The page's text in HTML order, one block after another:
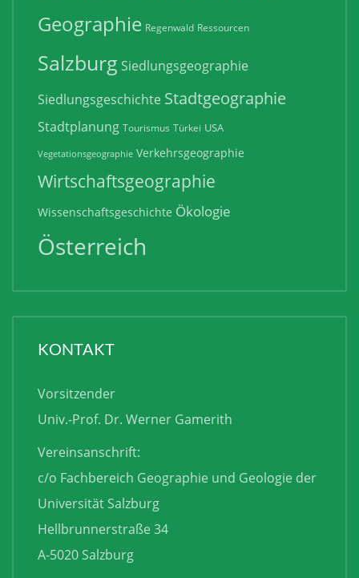
Geographie Regenwald Ressourcen
Salzburg Siedlungsgeographie
Siedlungsgeschichte Stadtgeographie
Stadtplanung Tourismus Türkei USA
Vegetationsgeographie Verkehrsgeographie
Wirtschaftsgeographie
Wissenschaftsgeschichte Ökologie
Österreich
KONTAKT
Vorsitzender
Univ.-Prof. Dr. Werner Gamerith
Vereinsanschrift:
c/o Fachbereich Geographie und Geologie der
Universität Salzburg
Hellbrunnerstraße 34
A-5020 Salzburg